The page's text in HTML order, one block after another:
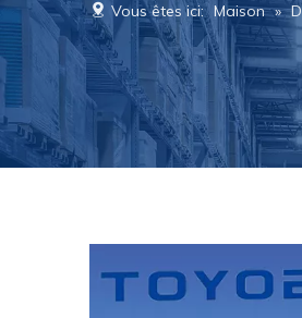
Vous êtes ici: Maison »